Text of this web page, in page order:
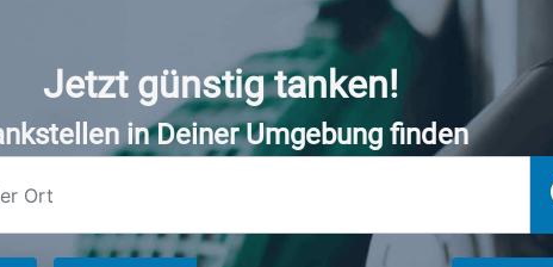
Jetzt günstig tanken!
in Deiner Umgebung finden